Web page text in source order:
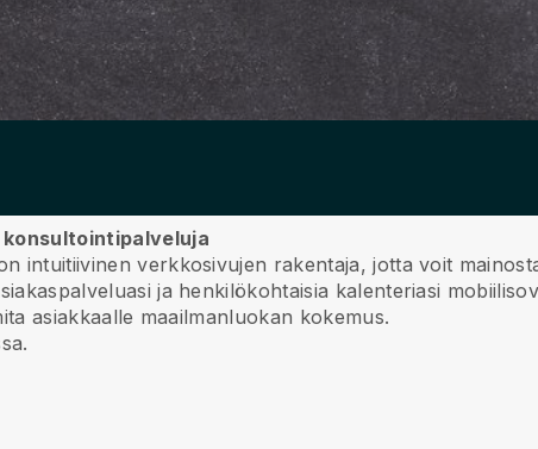
konsultointipalveluja
intuitiivinen verkkosivujen rakentaja, jotta voit
ja henkilökohtaisia kalenteriasi
asiakkaalle maailmanluokan kokemus.